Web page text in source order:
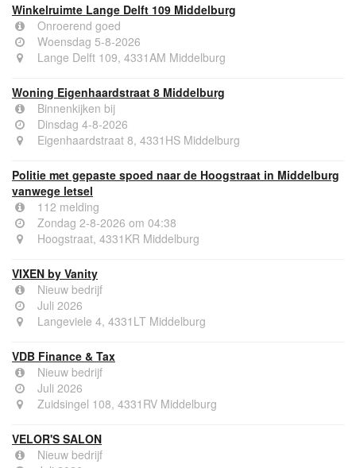
Winkelruimte Lange Delft 109 Middelburg
Onroerend goed
Woensdag 5-8-2026
Lange Delft 109, 4331AM Middelburg
Woning Eigenhaardstraat 8 Middelburg
Binnenkijken bij
Dinsdag 4-8-2026
Eigenhaardstraat 8, 4331HS Middelburg
Politie met gepaste spoed naar de Hoogstraat in Middelburg
vanwege letsel
112 melding
Zondag 2-8-2026 om 04:38
Hoogstraat, 4331KR Middelburg
VIXEN by Vanity
Nieuw bedrijf
Juli 2026
Langeviele 4, 4331LT Middelburg
VDB Finance & Tax
Nieuw bedrijf
Juli 2026
Zuidsingel 108, 4331RV Middelburg
VELOR'S SALON
Nieuw bedrijf